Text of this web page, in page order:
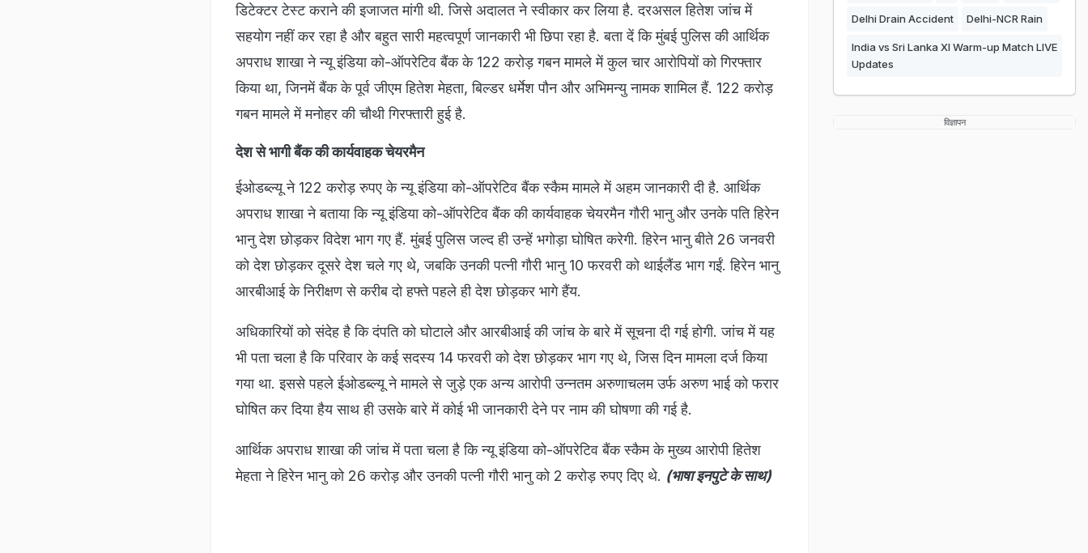
डिटेक्टर टेस्ट कराने की इजाजत मांगी थी. जिसे अदालत ने स्वीकार कर लिया है. दरअसल हितेश जांच में
सहयोग नहीं कर रहा है और बहुत सारी महत्वपूर्ण जानकारी भी छिपा रहा है. बता दें कि मुंबई पुलिस की आर्थिक
अपराध शाखा ने न्यू इंडिया को-ऑपरेटिव बैंक के 122 करोड़ गबन मामले में कुल चार आरोपियों को गिरफ्तार
किया था, जिनमें बैंक के पूर्व जीएम हितेश मेहता, बिल्डर धर्मेश पौन और अभिमन्यु नामक शामिल हैं. 122 करोड़
गबन मामले में मनोहर की चौथी गिरफ्तारी हुई है.
देश से भागी बैंक की कार्यवाहक चेयरमैन
ईओडब्ल्यू ने 122 करोड़ रुपए के न्यू इंडिया को-ऑपरेटिव बैंक स्कैम मामले में अहम जानकारी दी है. आर्थिक
अपराध शाखा ने बताया कि न्यू इंडिया को-ऑपरेटिव बैंक की कार्यवाहक चेयरमैन गौरी भानु और उनके पति हिरेन
भानु देश छोड़कर विदेश भाग गए हैं. मुंबई पुलिस जल्द ही उन्हें भगोड़ा घोषित करेगी. हिरेन भानु बीते 26 जनवरी
को देश छोड़कर दूसरे देश चले गए थे, जबकि उनकी पत्नी गौरी भानु 10 फरवरी को थाईलैंड भाग गईं. हिरेन भानु
आरबीआई के निरीक्षण से करीब दो हफ्ते पहले ही देश छोड़कर भागे हैंय.
अधिकारियों को संदेह है कि दंपति को घोटाले और आरबीआई की जांच के बारे में सूचना दी गई होगी. जांच में यह
भी पता चला है कि परिवार के कई सदस्य 14 फरवरी को देश छोड़कर भाग गए थे, जिस दिन मामला दर्ज किया
गया था. इससे पहले ईओडब्ल्यू ने मामले से जुड़े एक अन्य आरोपी उन्नतम अरुणाचलम उर्फ अरुण भाई को फरार
घोषित कर दिया हैय साथ ही उसके बारे में कोई भी जानकारी देने पर नाम की घोषणा की गई है.
आर्थिक अपराध शाखा की जांच में पता चला है कि न्यू इंडिया को-ऑपरेटिव बैंक स्कैम के मुख्य आरोपी हितेश
मेहता ने हिरेन भानु को 26 करोड़ और उनकी पत्नी गौरी भानु को 2 करोड़ रुपए दिए थे. (भाषा इनपुटे के साथ)
Delhi Drain Accident Delhi-NCR Rain
India vs Sri Lanka XI Warm-up Match LIVE
Updates
विज्ञापन